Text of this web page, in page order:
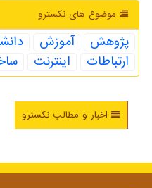
موضوع های نكسترو
پژوهش آموزش
ارتباطات
اینترنت
اخبار و مطالب نکسترو